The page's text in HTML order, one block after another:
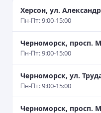
Херсон, ул.
Пн-Пт: 9:00-15:00
Черноморск, просп.
Пн-Пт: 9:00-15:00
Черноморск, ул.
Пн-Пт: 9:00-15:00
Черноморск, просп.